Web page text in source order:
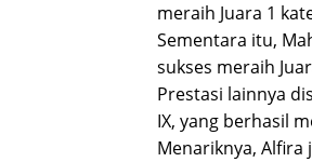
meraih Juara 1
Sementara itu,
sukses meraih
Prestasi lainnya
IX, yang berhasil
Menariknya, Alfira